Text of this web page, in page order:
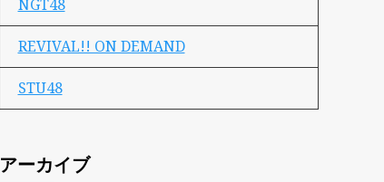
NGT48
REVIVAL!! ON DEMAND
STU48
アーカイブ